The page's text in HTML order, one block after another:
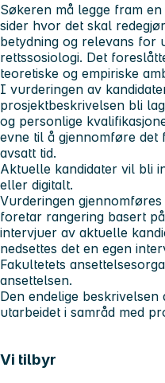
Søkeren må legge fram
sider hvor det skal
betydning og relevans for
rettssosiologi. Det
teoretiske og empiriske
I vurderingen av
prosjektbeskrivelsen bli
og personlige
evne til å gjennomføre
avsatt tid.
Aktuelle kandidater vil bli
eller digitalt.
Vurderingen
foretar rangering basert
intervjuer av aktuelle
nedsettes det en egen
Fakultetets
ansettelsen.
Den endelige
utarbeidet i samråd med
Vi tilbyr